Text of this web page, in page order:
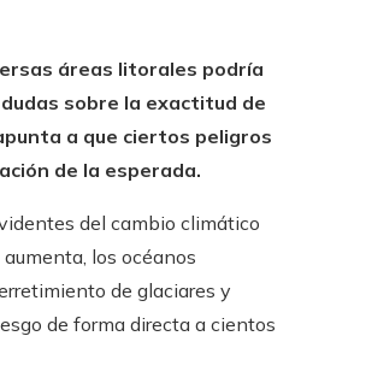
áreas litorales podría
sobre la exactitud de
a que ciertos peligros
de la esperada.
del cambio climático
los océanos
de glaciares y
de forma directa a cientos